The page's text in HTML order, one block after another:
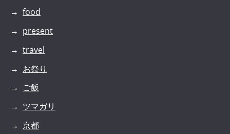
food
present
travel
お祭り
ご飯
ツマガリ
京都